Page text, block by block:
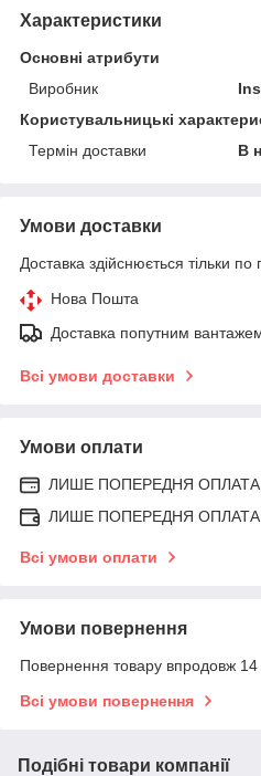
Характеристики
Основні атрибути
Виробник
Користувальницькі
Термін доставки
В
Умови доставки
Доставка здійснюється тільки по
Нова Пошта
Доставка попутним
Всі умови доставки
Умови оплати
ЛИШЕ ПОПЕРЕДНЯ ОПЛАТА
ЛИШЕ ПОПЕРЕДНЯ ОПЛАТА
Всі умови оплати
Умови повернення
Повернення товару впродовж 14
Всі умови повернення
Подібні товари компанії